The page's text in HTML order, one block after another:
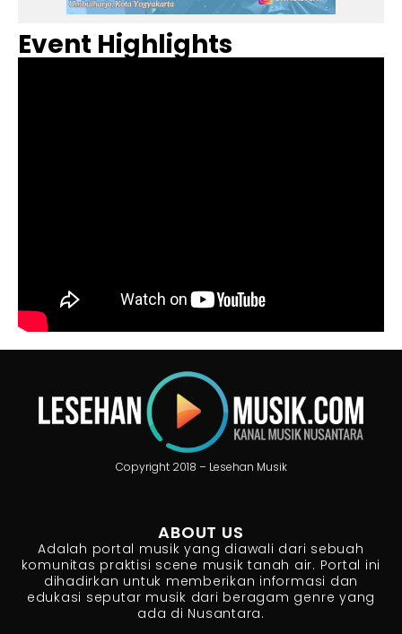
Event Highlights
Copyright 2018 – Lesehan Musik
ABOUT US
Adalah portal musik yang diawali dari sebuah
komunitas praktisi scene musik tanah air. Portal ini
dihadirkan untuk memberikan informasi dan
edukasi seputar musik dari beragam genre yang
ada di Nusantara.